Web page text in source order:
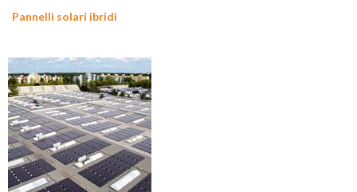
Pannelli solari ibridi